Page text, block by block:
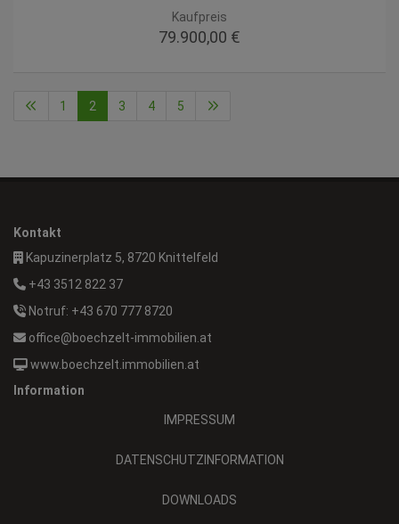
Kaufpreis
79.900,00 €
1 2 3 4 5
Kontakt
Kapuzinerplatz 5, 8720 Knittelfeld
+43 3512 822 37
Notruf: +43 670 777 8720
office@boechzelt-immobilien.at
www.boechzelt.immobilien.at
Information
IMPRESSUM
DATENSCHUTZINFORMATION
DOWNLOADS